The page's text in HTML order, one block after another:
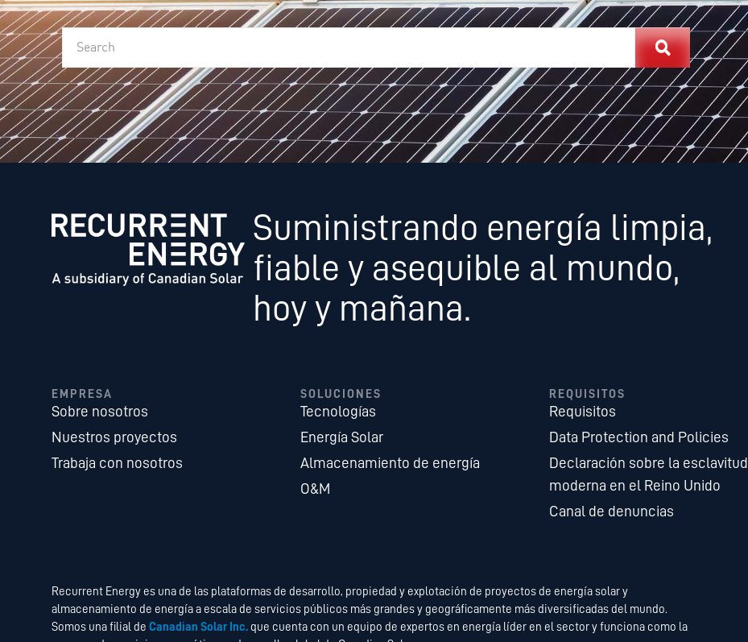
Suministrando energía limpia,
fiable y asequible al mundo,
hoy y mañana.
EMPRESA
Sobre nosotros
Nuestros proyectos
Trabaja con nosotros
SOLUCIONES
Tecnologías
Energía Solar
Almacenamiento de energía
O&M
REQUISITOS
Requisitos
Data Protection and Policies
Declaración sobre la esclavitud
moderna en el Reino Unido
Canal de denuncias
Recurrent Energy es una de las plataformas de desarrollo, propiedad y explotación de proyectos de energía solar y
almacenamiento de energía a escala de servicios públicos más grandes y geográficamente más diversificadas del mundo.
Somos una filial de Canadian Solar Inc.que cuenta con un equipo de expertos en energía líder en el sector y funciona como la